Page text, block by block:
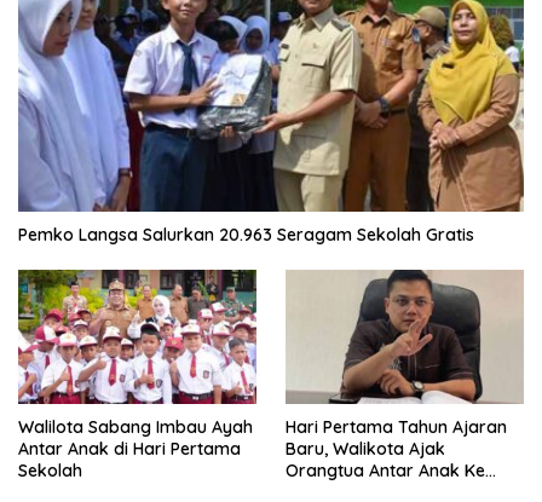
Pemko Langsa Salurkan 20.963 Seragam Sekolah Gratis
Walilota Sabang Imbau Ayah
Antar Anak di Hari Pertama
Sekolah
Hari Pertama Tahun Ajaran
Baru, Walikota Ajak
Orangtua Antar Anak Ke